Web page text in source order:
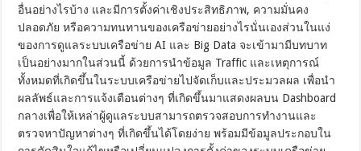
อื่นอย่างไรบ้าง และมีการตั้งค่าเชิงประสิทธิภาพ, ความมั่นคง
ปลอดภัย หรือความทนทานของเครือข่ายอย่างไรนั่นเองส่วนในแง่
ของการดูแลระบบเครือข่าย AI และ Big Data จะเข้ามามีบทบาท
เป็นอย่างมากในส่วนนี้ ด้วยการนำข้อมูล Traffic และเหตุการณ์
ทั้งหมดที่เกิดขึ้นในระบบเครือข่ายไปจัดเก็บและประมวลผล เพื่อนำ
ผลลัพธ์และการแจ้งเตือนต่างๆ ที่เกิดขึ้นมาแสดงผลบน Dashboard
กลางเพื่อให้เหล่าผู้ดูแลระบบสามารถตรวจสอบการทำงานและ
ตรวจหาปัญหาต่างๆ ที่เกิดขึ้นได้โดยง่าย พร้อมมีข้อมูลประกอบใน